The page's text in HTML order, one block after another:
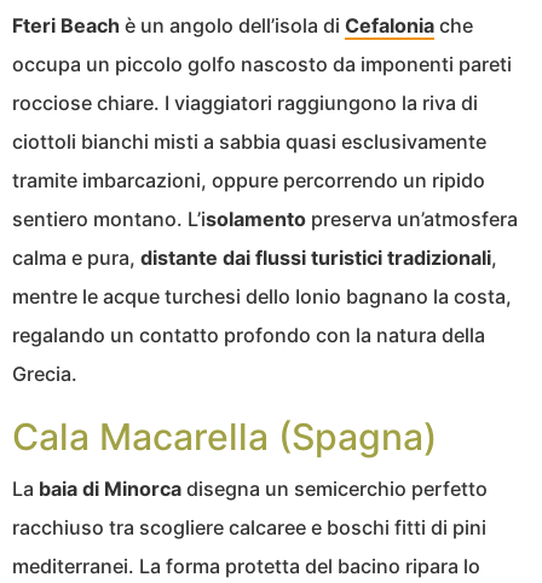
Fteri Beach è un angolo dell’isola di Cefalonia che
occupa un piccolo golfo nascosto da imponenti pareti
rocciose chiare. I viaggiatori raggiungono la riva di
ciottoli bianchi misti a sabbia quasi esclusivamente
tramite imbarcazioni, oppure percorrendo un ripido
sentiero montano. L’isolamento preserva un’atmosfera
calma e pura, distante dai flussi turistici tradizionali,
mentre le acque turchesi dello Ionio bagnano la costa,
regalando un contatto profondo con la natura della
Grecia.
Cala Macarella (Spagna)
La baia di Minorca disegna un semicerchio perfetto
racchiuso tra scogliere calcaree e boschi fitti di pini
mediterranei. La forma protetta del bacino ripara lo